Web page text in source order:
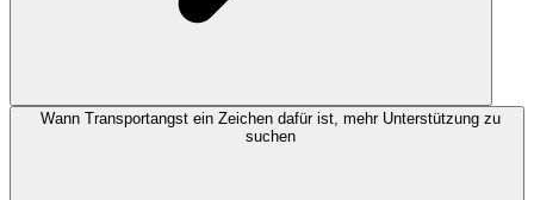
Wann Transportangst ein Zeichen dafür ist, mehr Unterstützung zu
suchen